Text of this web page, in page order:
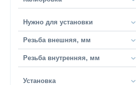
Нужно для установки
Резьба внешняя, мм
Резьба внутренняя, мм
Установка